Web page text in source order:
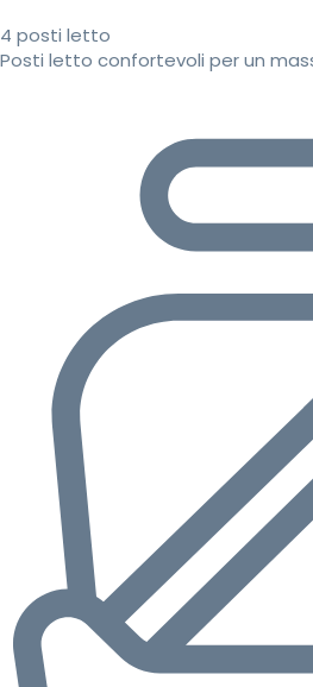
4 posti letto
Posti letto confortevoli per un